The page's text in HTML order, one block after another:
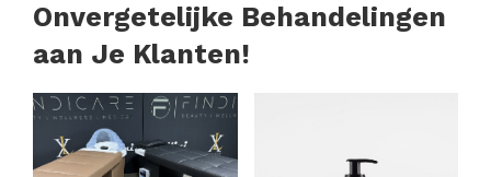
Onvergetelijke Behandelingen
aan Je Klanten!